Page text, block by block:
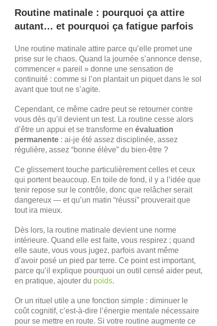
Routine matinale : pourquoi ça attire
autant… et pourquoi ça fatigue parfois
Une routine matinale attire parce qu’elle promet une
prise sur le chaos. Quand la journée s’annonce dense,
commencer « pareil » donne une sensation de
continuité : comme si l’on plantait un piquet dans le sol
avant que tout ne s’agite.
Cependant, ce même cadre peut se retourner contre
vous dès qu’il devient un test. La routine cesse alors
d’être un appui et se transforme en évaluation
permanente : ai-je été assez disciplinée, assez
régulière, assez “bonne élève” du bien-être ?
Ce glissement touche particulièrement celles et ceux
qui portent beaucoup. En toile de fond, il y a l’idée que
tenir repose sur le contrôle, donc que relâcher serait
dangereux — et qu’un matin “réussi” prouverait que
tout ira mieux.
Dès lors, la routine matinale devient une norme
intérieure. Quand elle est faite, vous respirez ; quand
elle saute, vous vous jugez, parfois avant même
d’avoir posé un pied par terre. Ce point est important,
parce qu’il explique pourquoi un outil censé aider peut,
en pratique, ajouter du poids.
Or un rituel utile a une fonction simple : diminuer le
coût cognitif, c’est-à-dire l’énergie mentale nécessaire
pour se mettre en route. Si votre routine augmente ce